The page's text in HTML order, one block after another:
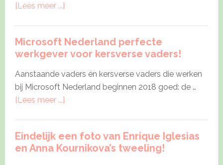
De
Efteling?
[Lees meer ...]about
heet
eigenlijk
anders..
Microsoft Nederland perfecte
werkgever voor kersverse vaders!
Aanstaande vaders én kersverse vaders die werken
bij Microsoft Nederland beginnen 2018 goed: de …
[Lees meer ...]about
perfecte
werkgever
Eindelijk een foto van Enrique Iglesias
en Anna Kournikova’s tweeling!